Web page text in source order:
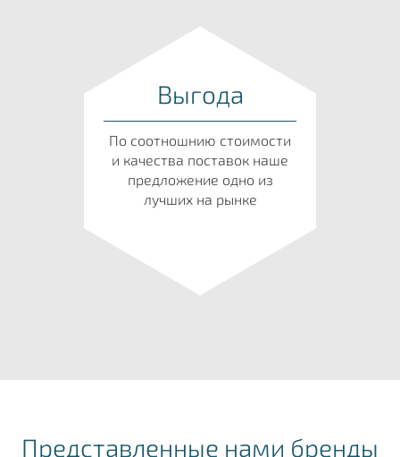
Выгода
По соотношнию стоимости
и качества поставок наше
предложение одно из
лучших на рынке
Представленные нами бренды